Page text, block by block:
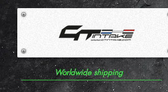
Worldwide shipping